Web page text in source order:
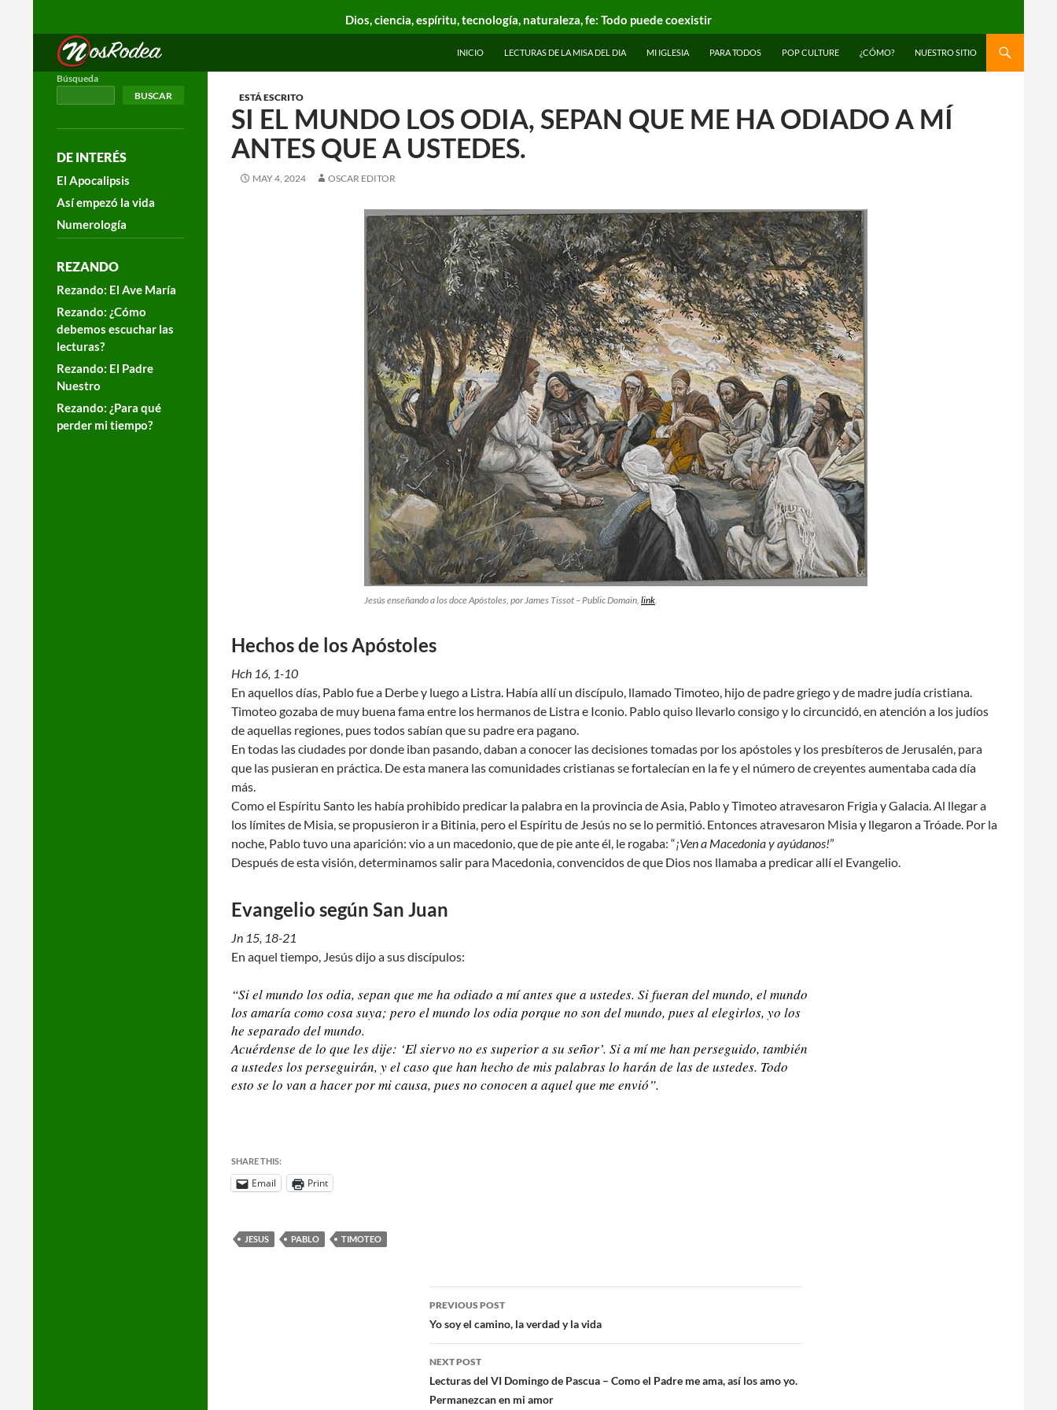
Dios, ciencia, espíritu, tecnología, naturaleza, fe: Todo puede coexistir
Nos Rodea
Search
INICIO LECTURAS DE LA MISA DEL DIA MI IGLESIA PARA TODOS POP CULTURE ¿CÓMO? NUESTRO SITIO
ESTÁ ESCRITO
SI EL MUNDO LOS ODIA, SEPAN QUE ME HA ODIADO A MÍ
ANTES QUE A USTEDES.
MAY 4, 2024 OSCAR EDITOR
Jesús enseñando a los doce Apóstoles, por James Tissot – Public Domain, link.
Hechos de los Apóstoles
Hch 16, 1-10
En aquellos días, Pablo fue a Derbe y luego a Listra. Había allí un discípulo, llamado Timoteo, hijo de padre griego y de madre judía cristiana.
Timoteo gozaba de muy buena fama entre los hermanos de Listra e Iconio. Pablo quiso llevarlo consigo y lo circuncidó, en atención a los judíos
de aquellas regiones, pues todos sabían que su padre era pagano.
En todas las ciudades por donde iban pasando, daban a conocer las decisiones tomadas por los apóstoles y los presbíteros de Jerusalén, para
que las pusieran en práctica. De esta manera las comunidades cristianas se fortalecían en la fe y el número de creyentes aumentaba cada día
más.
Como el Espíritu Santo les había prohibido predicar la palabra en la provincia de Asia, Pablo y Timoteo atravesaron Frigia y Galacia. Al llegar a
los límites de Misia, se propusieron ir a Bitinia, pero el Espíritu de Jesús no se lo permitió. Entonces atravesaron Misia y llegaron a Tróade. Por la
noche, Pablo tuvo una aparición: vio a un macedonio, que de pie ante él, le rogaba: “¡Ven a Macedonia y ayúdanos!”
Después de esta visión, determinamos salir para Macedonia, convencidos de que Dios nos llamaba a predicar allí el Evangelio.
Evangelio según San Juan
Jn 15, 18-21
En aquel tiempo, Jesús dijo a sus discípulos:
“Si el mundo los odia, sepan que me ha odiado a mí antes que a ustedes. Si fueran del mundo, el mundo
los amaría como cosa suya; pero el mundo los odia porque no son del mundo, pues al elegirlos, yo los
he separado del mundo.
Acuérdense de lo que les dije: ‘El siervo no es superior a su señor’. Si a mí me han perseguido, también
a ustedes los perseguirán, y el caso que han hecho de mis palabras lo harán de las de ustedes. Todo
esto se lo van a hacer por mi causa, pues no conocen a aquel que me envió”.
SHARE THIS:
Email Print
JESUS PABLO TIMOTEO
PREVIOUS POST
Yo soy el camino, la verdad y la vida
NEXT POST
Lecturas del VI Domingo de Pascua – Como el Padre me ama, así los amo yo.
Permanezcan en mi amor
Búsqueda
BUSCAR
DE INTERÉS
El Apocalipsis
Así empezó la vida
Numerología
REZANDO
Rezando: El Ave María
Rezando: ¿Cómo
debemos escuchar las
lecturas?
Rezando: El Padre
Nuestro
Rezando: ¿Para qué
perder mi tiempo?